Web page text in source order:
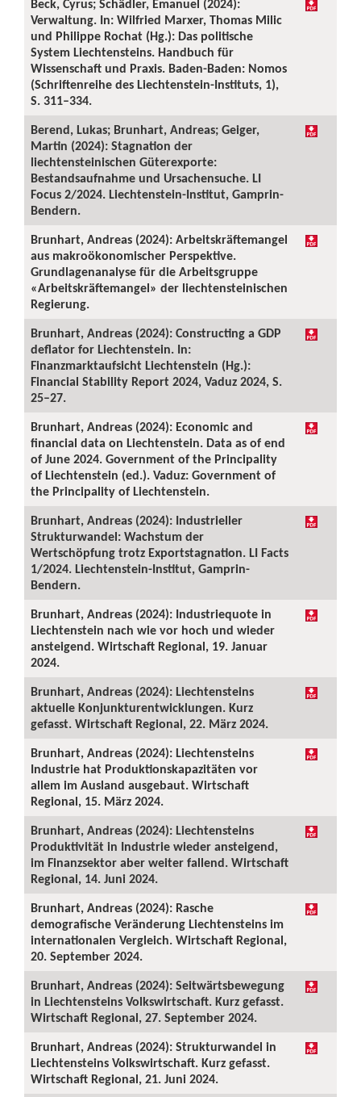
Beck, Cyrus; Schädler, Emanuel (2024):
Verwaltung. In: Wilfried Marxer, Thomas Milic
und Philippe Rochat (Hg.): Das politische
System Liechtensteins. Handbuch für
Wissenschaft und Praxis. Baden-Baden: Nomos
(Schriftenreihe des Liechtenstein-Instituts, 1),
S. 311–334.
Berend, Lukas; Brunhart, Andreas; Geiger,
Martin (2024): Stagnation der
liechtensteinischen Güterexporte:
Bestandsaufnahme und Ursachensuche. LI
Focus 2/2024. Liechtenstein-Institut, Gamprin-
Bendern.
Brunhart, Andreas (2024): Arbeitskräftemangel
aus makroökonomischer Perspektive.
Grundlagenanalyse für die Arbeitsgruppe
«Arbeitskräftemangel» der liechtensteinischen
Regierung.
Brunhart, Andreas (2024): Constructing a GDP
deflator for Liechtenstein. In:
Finanzmarktaufsicht Liechtenstein (Hg.):
Financial Stability Report 2024, Vaduz 2024, S.
25–27.
Brunhart, Andreas (2024): Economic and
financial data on Liechtenstein. Data as of end
of June 2024. Government of the Principality
of Liechtenstein (ed.). Vaduz: Government of
the Principality of Liechtenstein.
Brunhart, Andreas (2024): Industrieller
Strukturwandel: Wachstum der
Wertschöpfung trotz Exportstagnation. LI Facts
1/2024. Liechtenstein-Institut, Gamprin-
Bendern.
Brunhart, Andreas (2024): Industriequote in
Liechtenstein nach wie vor hoch und wieder
ansteigend. Wirtschaft Regional, 19. Januar
2024.
Brunhart, Andreas (2024): Liechtensteins
aktuelle Konjunkturentwicklungen. Kurz
gefasst. Wirtschaft Regional, 22. März 2024.
Brunhart, Andreas (2024): Liechtensteins
Industrie hat Produktionskapazitäten vor
allem im Ausland ausgebaut. Wirtschaft
Regional, 15. März 2024.
Brunhart, Andreas (2024): Liechtensteins
Produktivität in Industrie wieder ansteigend,
im Finanzsektor aber weiter fallend. Wirtschaft
Regional, 14. Juni 2024.
Brunhart, Andreas (2024): Rasche
demografische Veränderung Liechtensteins im
internationalen Vergleich. Wirtschaft Regional,
20. September 2024.
Brunhart, Andreas (2024): Seitwärtsbewegung
in Liechtensteins Volkswirtschaft. Kurz gefasst.
Wirtschaft Regional, 27. September 2024.
Brunhart, Andreas (2024): Strukturwandel in
Liechtensteins Volkswirtschaft. Kurz gefasst.
Wirtschaft Regional, 21. Juni 2024.